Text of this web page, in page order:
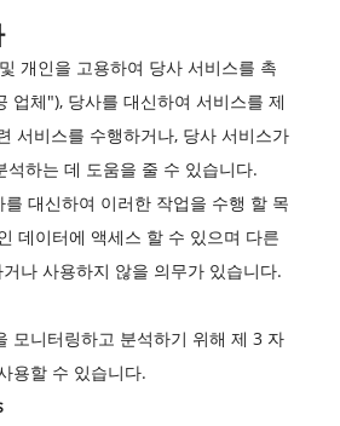
개인을 고용하여 당사 서비스를 촉
업체"), 당사를 대신하여 서비스를 제
서비스를 수행하거나, 당사 서비스가
석하는 데 도움을 줄 수 있습니다.
대신하여 이러한 작업을 수행 할 목
데이터에 액세스 할 수 있으며 다른
나 사용하지 않을 의무가 있습니다.
모니터링하고 분석하기 위해 제 3 자
용할 수 있습니다.